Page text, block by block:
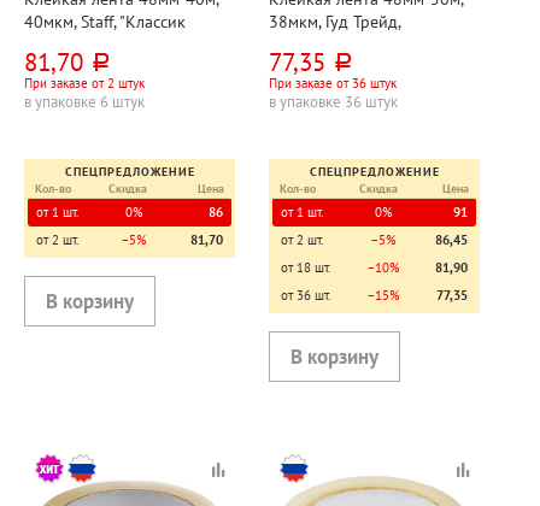
40мкм, Staff, "Классик
81,70 руб.
При заказе от 2 штук
в упаковке 6 штук
СПЕЦПРЕДЛОЖЕНИЕ
Кол-во
Скидка Цена
от 1 шт. 0%
86
от 2 шт.
−5% 81,70
38мкм, Гуд Трейд,
77,35 руб.
При заказе от 36 штук
в упаковке 36 штук
СПЕЦПРЕДЛОЖЕНИЕ
Кол-во
Скидка Цена
от 1 шт. 0%
91
от 2 шт.
−5%
86,45
от 18 шт.
−10%
81,90
от 36 шт.
−15% 77,35